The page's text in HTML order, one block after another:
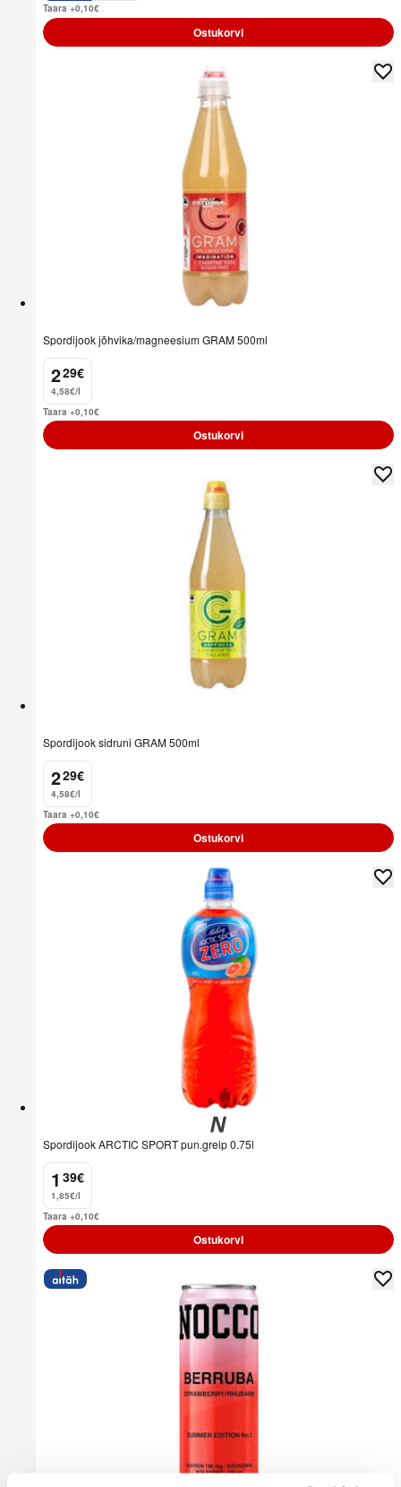
Taara +0,10€
Ostukorvi
Spordijook jõhvika/magneesium GRAM 500ml
2
. 29€
4,58€/l
Taara +0,10€
Ostukorvi
Spordijook sidruni GRAM 500ml
2
. 29€
4,58€/l
Taara +0,10€
Ostukorvi
Spordijook ARCTIC SPORT pun.greip 0.75l
1
. 39€
1,85€/l
Taara +0,10€
Ostukorvi